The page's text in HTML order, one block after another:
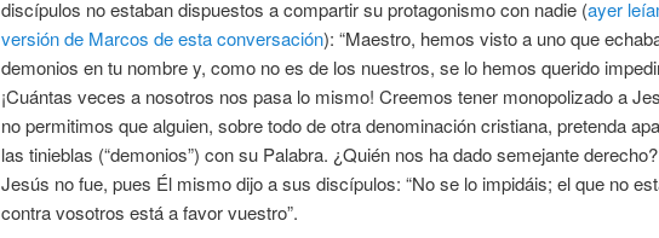
discípulos no estaban dispuestos a compartir su protagonismo con nadie (ayer
versión de Marcos de esta conversación): “Maestro, hemos visto a uno que
demonios en tu nombre y, como no es de los nuestros, se lo hemos querido
¡Cuántas veces a nosotros nos pasa lo mismo! Creemos tener monopolizado a
no permitimos que alguien, sobre todo de otra denominación cristiana, pretenda
las tinieblas (“demonios”) con su Palabra. ¿Quién nos ha dado semejante derecho?
Jesús no fue, pues Él mismo dijo a sus discípulos: “No se lo impidáis; el que no
contra vosotros está a favor vuestro”.